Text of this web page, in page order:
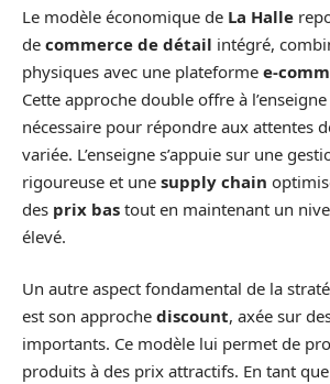
Le modèle économique de La Halle
de commerce de détail intégré,
physiques avec une plateforme e-
Cette approche double offre à
nécessaire pour répondre aux attentes
variée. L’enseigne s’appuie sur une
rigoureuse et une supply chain
des prix bas tout en maintenant un
élevé.
Un autre aspect fondamental de la
est son approche discount, axée sur
importants. Ce modèle lui permet de
produits à des prix attractifs. En tant